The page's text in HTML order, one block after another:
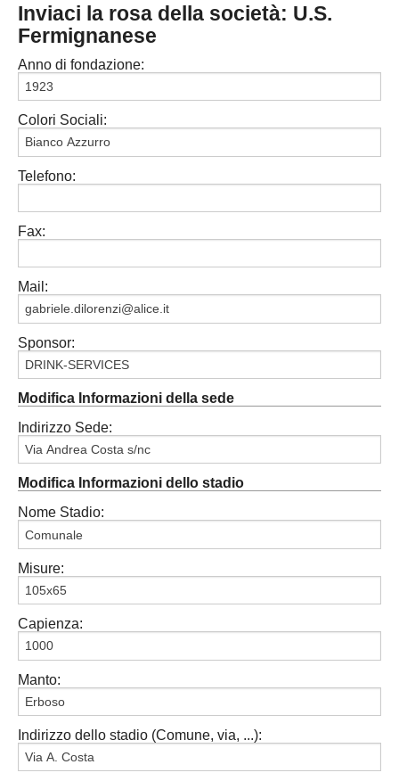
PESARO URBINO
PROMOZIONE
1^ CATEGORIA
2^ CATEGORIA
3^ CATEGORIA
GIOVANILI
DIRETTA
Inviaci la rosa della società: U.S.
Fermignanese
Anno di fondazione:
Colori Sociali:
Telefono:
Fax:
Mail:
Sponsor:
Modifica Informazioni della sede
Indirizzo Sede:
Modifica Informazioni dello stadio
Nome Stadio:
Misure:
Capienza:
Manto:
Indirizzo dello stadio (Comune, via, ...):